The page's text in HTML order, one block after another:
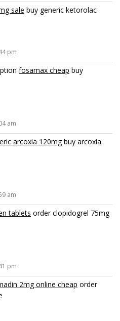
sale buy generic ketorolac
pm
fosamax cheap buy
am
arcoxia 120mgbuy arcoxia
am
tablets order clopidogrel 75mg
pm
2mg online cheap order